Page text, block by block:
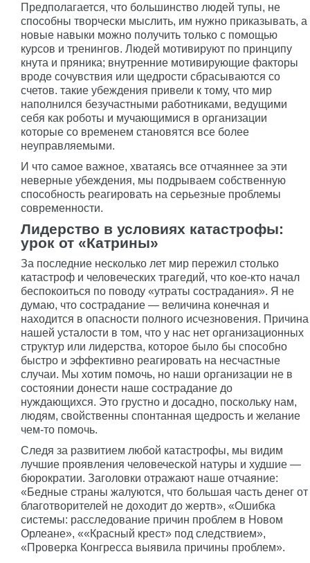
Предполагается, что большинство людей тупы, не
способны творчески мыслить, им нужно приказывать, а
новые навыки можно получить только с помощью
курсов и тренингов. Людей мотивируют по принципу
кнута и пряника; внутренние мотивирующие факторы
вроде сочувствия или щедрости сбрасываются со
счетов. такие убеждения привели к тому, что мир
наполнился безучастными работниками, ведущими
себя как роботы и мучающимися в организации
которые со временем становятся все более
неуправляемыми.
И что самое важное, хватаясь все отчаяннее за эти
неверные убеждения, мы подрываем собственную
способность реагировать на серьезные проблемы
современности.
Лидерство в условиях катастрофы:
урок от «Катрины»
За последние несколько лет мир пережил столько
катастроф и человеческих трагедий, что кое-кто начал
беспокоиться по поводу «утраты сострадания». Я не
думаю, что сострадание — величина конечная и
находится в опасности полного исчезновения. Причина
нашей усталости в том, что у нас нет организационных
структур или лидерства, которое было бы способно
быстро и эффективно реагировать на несчастные
случаи. Мы хотим помочь, но наши организации не в
состоянии донести наше сострадание до
нуждающихся. Это грустно и досадно, поскольку нам,
людям, свойственны спонтанная щедрость и желание
чем-то помочь.
Следя за развитием любой катастрофы, мы видим
лучшие проявления человеческой натуры и худшие —
бюрократии. Заголовки отражают наше отчаяние:
«Бедные страны жалуются, что большая часть денег от
благотворителей не доходит до жертв», «Ошибка
системы: расследование причин проблем в Новом
Орлеане», ««Красный крест» под следствием»,
«Проверка Конгресса выявила причины проблем».